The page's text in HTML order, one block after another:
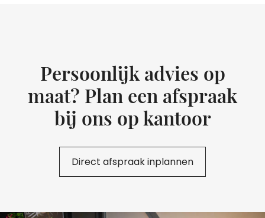
Persoonlijk advies op
maat? Plan een afspraak
bij ons op kantoor
Direct afspraak inplannen